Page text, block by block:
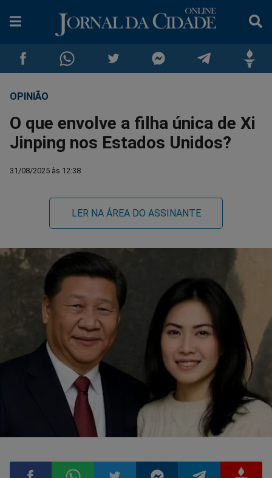
Compartilhar
no
Compartilhar
no
no
no
no
no
OPINIÃO
O que envolve a filha única de Xi
Jinping nos Estados Unidos?
31/08/2025 às 12:38
LER NA ÁREA DO ASSINANTE